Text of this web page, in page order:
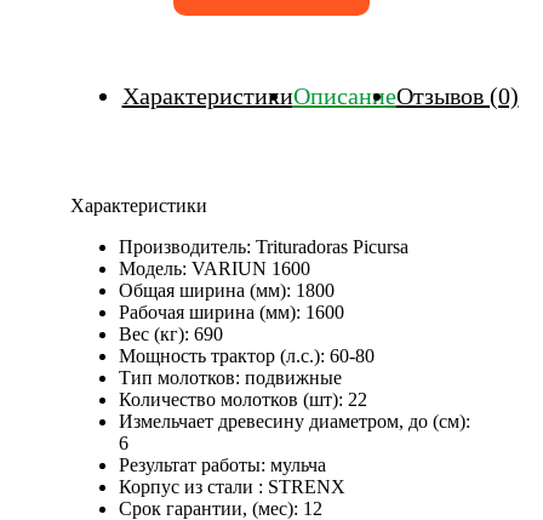
ХарактеристикиОписаниеОтзывов (0)
Характеристики
Производитель: Trituradoras Picursa
Модель: VARIUN 1600
Общая ширина (мм): 1800
Рабочая ширина (мм): 1600
Вес (кг): 690
Мощность трактор (л.с.): 60-80
Тип молотков: подвижные
Количество молотков (шт): 22
Измельчает древесину диаметром, до (см):
6
Результат работы: мульча
Корпус из стали : STRENX
Срок гарантии, (мес): 12